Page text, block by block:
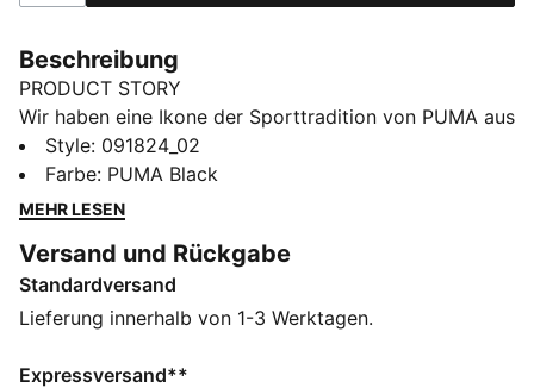
Beschreibung
PRODUCT STORY
Wir haben eine Ikone der Sporttradition von PUMA aus
den Archiven geholt: die Grip-Bag von 1976. Zuerst an
PUMA Athleten auf der Laufbahn, dem Spielfeld und
dem Court gesehen, hat die Grip Bag ihre sportlichen
Streetwear- und Fashion-Essential geworden. Heute
bringen wir den Klassiker mit seiner ursprünglichen
Form und zeitlosen Ästhetik in einer neuen Version
abgerundete Vorderseiten machen diesen ewigen
Style: 091824_02
Farbe: PUMA Black
MEHR LESEN
Versand und Rückgabe
Standardversand
Lieferung innerhalb von 1-3 Werktagen.
Expressversand**